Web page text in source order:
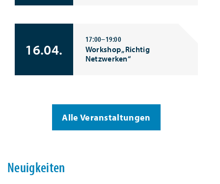
16.04.
17:00–19:00
Workshop „Richtig
Netzwerken“
Alle Veranstaltungen
Neuigkeiten